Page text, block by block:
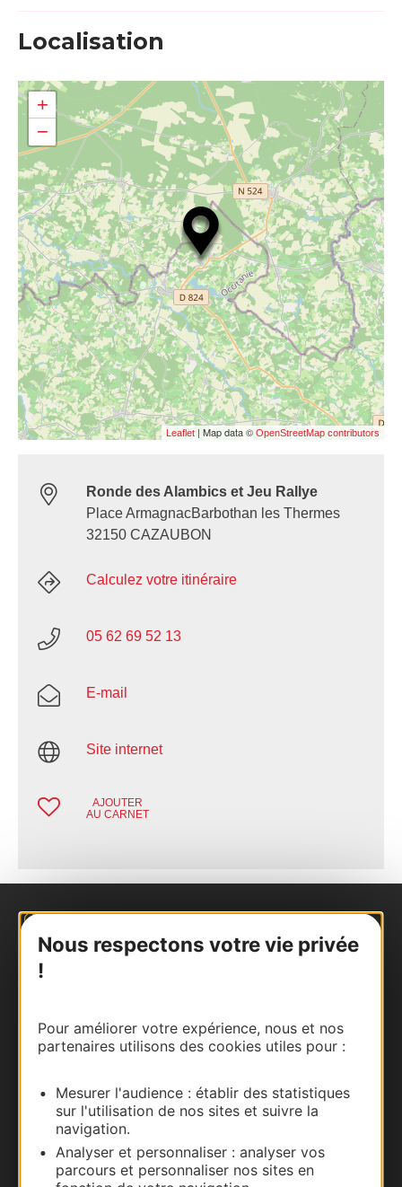
Nous respectons votre vie privée
!
Pour améliorer votre expérience, nous et nos
partenaires utilisons des cookies utiles pour :
Mesurer l'audience : établir des statistiques
sur l'utilisation de nos sites et suivre la
navigation.
Analyser et personnaliser : analyser vos
parcours et personnaliser nos sites en
Localisation
+
−
Leaflet | Map data © OpenStreetMap contributors
Ronde des Alambics et Jeu Rallye
Place ArmagnacBarbothan les Thermes
32150 CAZAUBON
Calculez votre itinéraire
05 62 69 52 13
E-mail
Site internet
AJOUTER
AU CARNET